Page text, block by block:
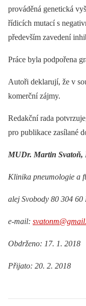
prováděná genetická
řídicích mutací s
především zavedení
Práce byla podpořena
Autoři deklarují, že v
komerční zájmy.
Redakční rada
pro publikace zasílané
MUDr. Martin Svatoň,
Klinika pneumologie a
alej Svobody 80 304 60
e-mail:
Obdrženo: 17. 1. 2018
Přijato: 20. 2. 2018